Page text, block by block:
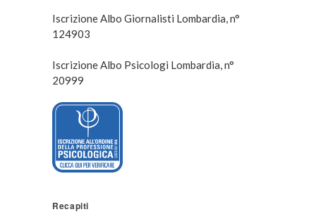
Iscrizione Albo Giornalisti Lombardia, n°
124903
Iscrizione Albo Psicologi Lombardia, n°
20999
Recapiti